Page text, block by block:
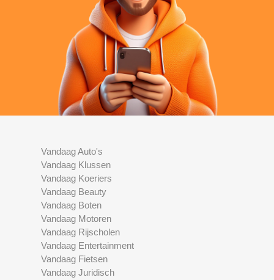
Vandaag Auto's
Vandaag Klussen
Vandaag Koeriers
Vandaag Beauty
Vandaag Boten
Vandaag Motoren
Vandaag Rijscholen
Vandaag Entertainment
Vandaag Fietsen
Vandaag Juridisch